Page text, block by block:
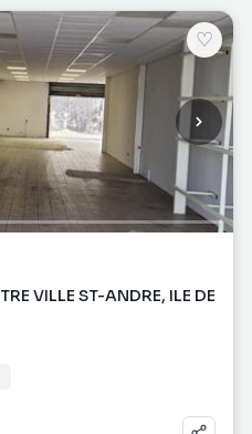
♡
VILLE ST-ANDRE, ILE DE